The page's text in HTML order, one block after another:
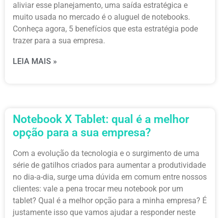
aliviar esse planejamento, uma saída estratégica e
muito usada no mercado é o aluguel de notebooks.
Conheça agora, 5 benefícios que esta estratégia pode
trazer para a sua empresa.
LEIA MAIS »
Notebook X Tablet: qual é a melhor
opção para a sua empresa?
Com a evolução da tecnologia e o surgimento de uma
série de gatilhos criados para aumentar a produtividade
no dia-a-dia, surge uma dúvida em comum entre nossos
clientes: vale a pena trocar meu notebook por um
tablet? Qual é a melhor opção para a minha empresa? É
justamente isso que vamos ajudar a responder neste